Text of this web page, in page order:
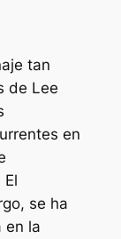
tan
de Lee
en
se ha
en la